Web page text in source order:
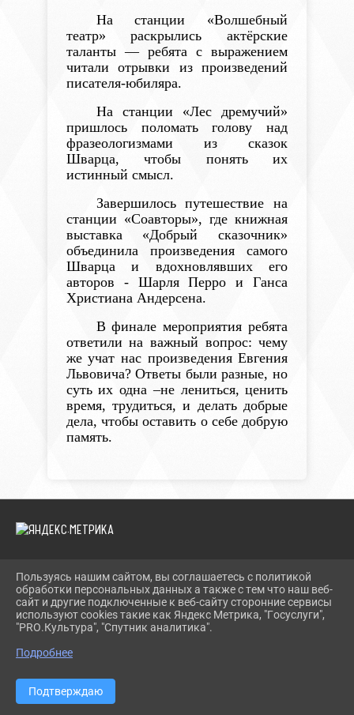
На станции «Волшебный
театр» раскрылись актёрские
таланты — ребята с выражением
читали отрывки из произведений
писателя-юбиляра.
На станции «Лес дремучий»
пришлось поломать голову над
фразеологизмами из сказок
Шварца, чтобы понять их
истинный смысл.
Завершилось путешествие на
станции «Соавторы», где книжная
выставка «Добрый сказочник»
объединила произведения самого
Шварца и вдохновлявших его
авторов - Шарля Перро и Ганса
Христиана Андерсена.
В финале мероприятия ребята
ответили на важный вопрос: чему
же учат нас произведения Евгения
Львовича? Ответы были разные, но
суть их одна –не лениться, ценить
время, трудиться, и делать добрые
дела, чтобы оставить о себе добрую
память.
2026 Г. TEVRIZLIB.RU
ВХОД
КАРТА САЙТА
ПОЛИТИКА ОБРАБОТКИ ПЕРСОНАЛЬНЫХ ДАННЫХ
СДЕЛАНО НА KUBCMS
Пользуясь нашим сайтом, вы соглашаетесь с политикой
обработки персональных данных а также с тем что наш веб-
сайт и другие подключенные к веб-сайту сторонние сервисы
используют cookies такие как Яндекс Метрика, "Госуслуги",
"PRO.Культура", "Спутник аналитика".
Подробнее
Подтверждаю